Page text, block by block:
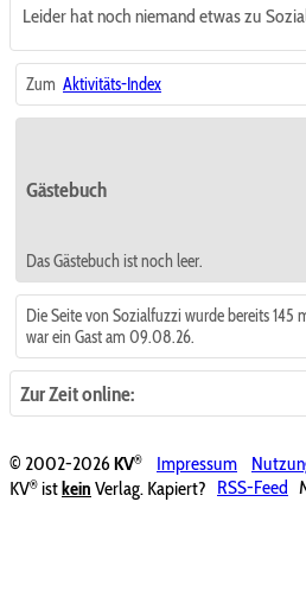
Leider hat noch niemand etwas zu
Zum Aktivitäts-Index
Gästebuch
Das Gästebuch ist noch leer.
Die Seite von Sozialfuzzi wurde bereits 145
war ein Gast am 09.08.26.
Zur Zeit online:
© 2002-2026KV® Impressum
KV® istkein Verlag. Kapiert? RSS-Feed